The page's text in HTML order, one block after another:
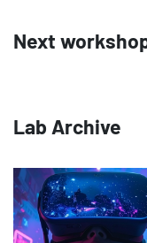
Next
Lab Archive